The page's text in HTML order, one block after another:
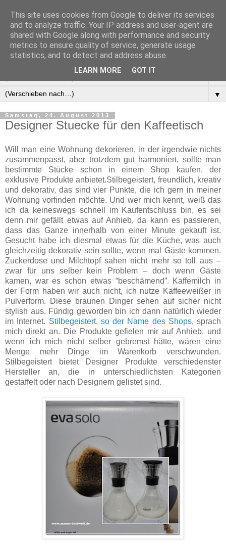
Manus Testwelt, alles
außer langweilig
▼
Samstag, 24. August 2013
Designer Stuecke für den Kaffeetisch
Will man eine Wohnung dekorieren, in der irgendwie nichts
zusammenpasst, aber trotzdem gut harmoniert, sollte man
bestimmte Stücke schon in einem Shop kaufen, der
exklusive Produkte anbietet.Stilbegeistert, freundlich, kreativ
und dekorativ, das sind vier Punkte, die ich gern in meiner
Wohnung vorfinden möchte. Und wer mich kennt, weiß das
ich da keineswegs schnell im Kaufentschluss bin, es sei
denn mir gefällt etwas auf Anhieb, da kann es passieren,
dass das Ganze innerhalb von einer Minute gekauft ist.
Gesucht habe ich diesmal etwas für die Küche, was auch
gleichzeitig dekorativ sein sollte, wenn mal Gäste kommen.
Zuckerdose und Milchtopf sahen nicht mehr so toll aus –
zwar für uns selber kein Problem – doch wenn Gäste
kamen, war es schon etwas “beschämend”. Kaffemilch in
der Form haben wir auch nicht, ich nutze Kaffeeweißer in
Pulverform. Diese braunen Dinger sehen auf sicher nicht
stylish aus. Fündig geworden bin ich dann natürlich wieder
im Internet. Stilbegeistert, so der Name des Shops, sprach
mich direkt an. Die Produkte gefielen mir auf Anhieb, und
wenn ich mich nicht selber gebremst hätte, wären eine
Menge mehr Dinge im Warenkorb verschwunden.
Stilbegeistert bietet Designer Produkte verschiedenster
Hersteller an, die in unterschiedlichsten Kategorien
gestaffelt oder nach Designern gelistet sind.
This site uses cookies from Google to deliver its services
and to analyze traffic. Your IP address and user-agent are
shared with Google along with performance and security
metrics to ensure quality of service, generate usage
statistics, and to detect and address abuse.
LEARN MORE GOT IT